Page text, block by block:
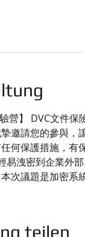
營】 DVC文件
邀請您的參與，
何保護措施，
易洩密到企業外
次議題是加密系
teilen